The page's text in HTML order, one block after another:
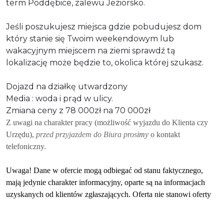
term Poddębice, zalewu Jeziorsko.
Jeśli poszukujesz miejsca gdzie pobudujesz dom
który stanie się Twoim weekendowym lub
wakacyjnym miejscem na ziemi sprawdź tą
lokalizację może będzie to, okolica której szukasz.
Dojazd na działkę utwardzony
Media : woda i prąd w ulicy.
Zmiana ceny z 78 000zł na 70 000zł
Z uwagi na charakter pracy (możliwość wyjazdu do Klienta czy
Urzędu), przed przyjazdem do Biura prosimy o kontakt
telefoniczny.
Uwaga! Dane w ofercie mogą odbiegać od stanu faktycznego,
mają jedynie charakter informacyjny, oparte są na informacjach
uzyskanych od klientów zgłaszających. Oferta nie stanowi oferty